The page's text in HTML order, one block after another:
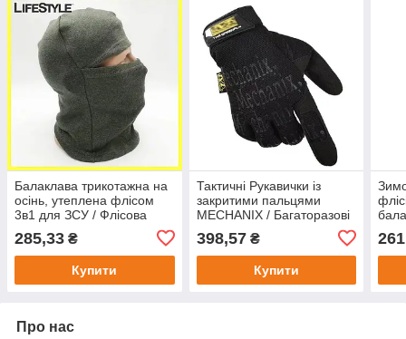
Балаклава трикотажна на
осінь, утеплена флісом
3в1 для ЗСУ / Флісова
підшоломник Зелена
285,33 ₴
Купити
Тактичні Рукавички із
закритими пальцями
MECHANIX / Багаторазові
398,57₴
Купити
Про нас